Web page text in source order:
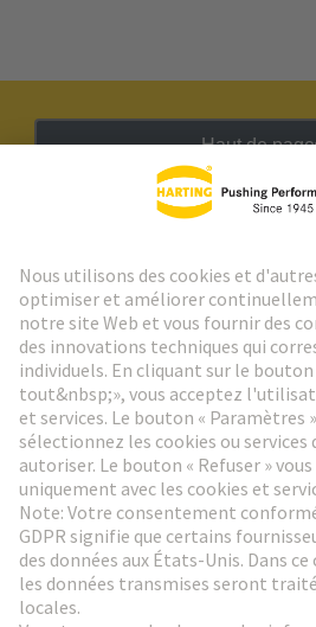
Haut de page
Aller à l'inscription
Social Media